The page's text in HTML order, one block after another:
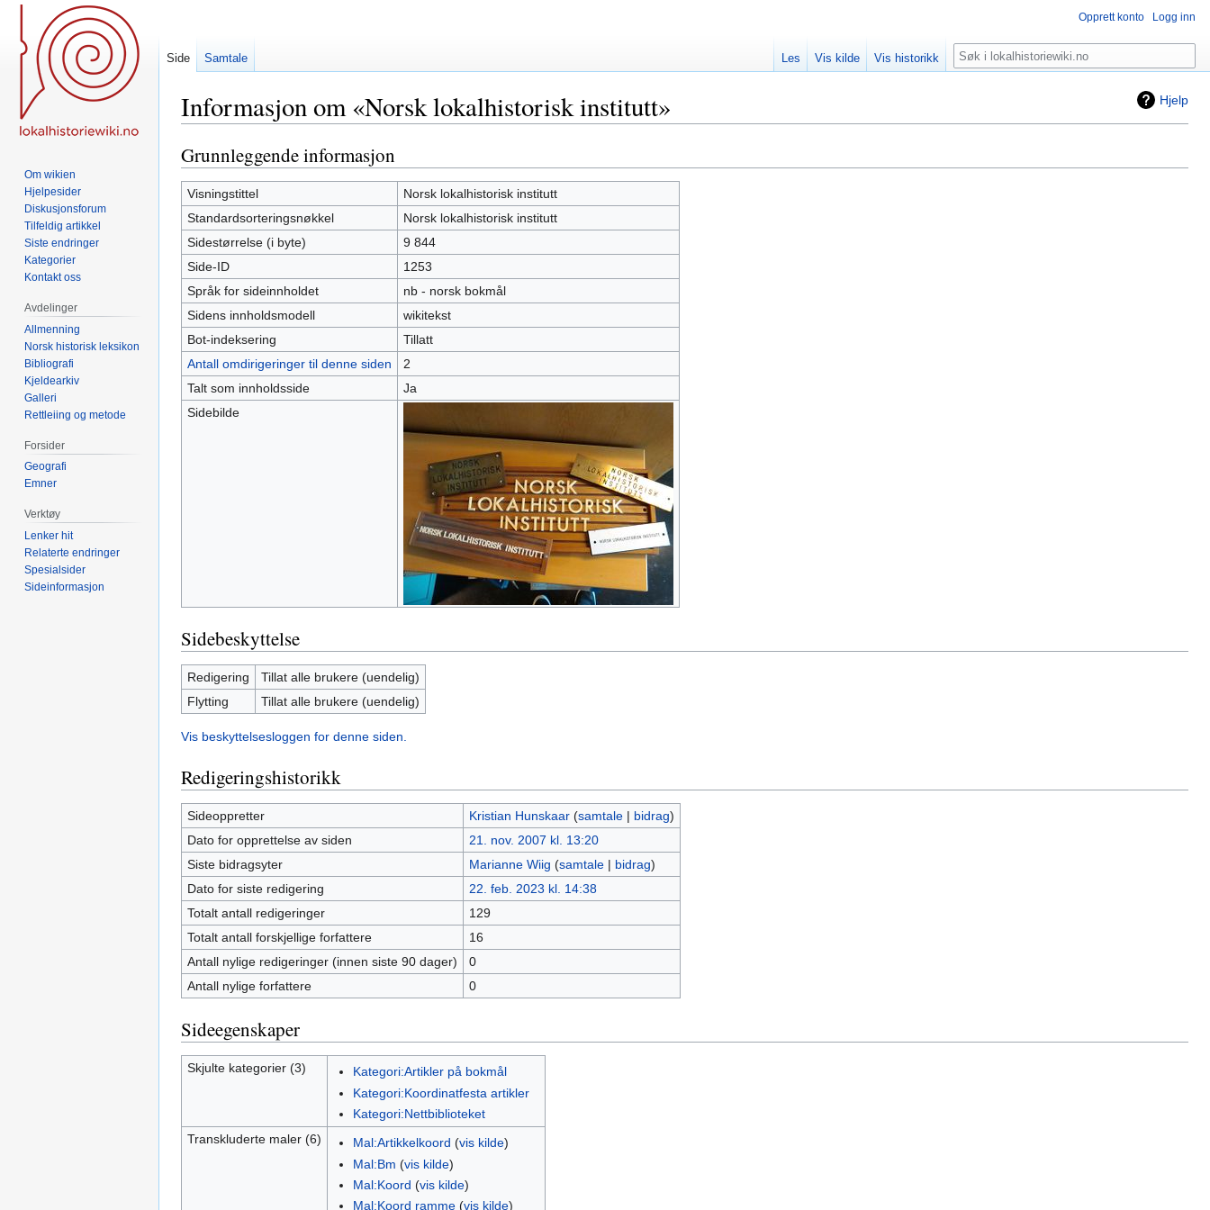
Hjelp
Informasjon om «Norsk lokalhistorisk institutt»
Hopp
til
navigering
Hopp
til
søk
Grunnleggende informasjon
Visningstittel
Norsk lokalhistorisk institutt
Standardsorteringsnøkkel
Norsk lokalhistorisk institutt
Sidestørrelse (i byte)
9 844
Side-ID
1253
Språk for sideinnholdet
nb - norsk bokmål
Sidens innholdsmodell
wikitekst
Bot-indeksering
Tillatt
Antall omdirigeringer til denne siden
2
Talt som innholdsside
Ja
Sidebilde
Sidebeskyttelse
Redigering
Tillat alle brukere (uendelig)
Flytting
Tillat alle brukere (uendelig)
Vis beskyttelsesloggen for denne siden.
Redigeringshistorikk
Sideoppretter Kristian Hunskaar (samtale| bidrag)
Dato for opprettelse av siden
21. nov. 2007 kl. 13:20
Siste bidragsyter
Marianne Wiig (samtale| bidrag)
Dato for siste redigering
22. feb. 2023 kl. 14:38
Totalt antall redigeringer
129
Totalt antall forskjellige forfattere
16
Antall nylige redigeringer (innen siste 90 dager)
0
Antall nylige forfattere
0
Sideegenskaper
Skjulte kategorier (3)
Kategori:Artikler på bokmål
Kategori:Koordinatfesta artikler
Kategori:Nettbiblioteket
Transkluderte maler (6)
Mal:Artikkelkoord (vis kilde)
Mal:Bm (vis kilde)
Mal:Koord (vis kilde)
Mal:Koord ramme(vis kilde)
Opprett konto Logg inn
Side Samtale Les Vis kilde Vis historikk Søk
Om wikien
Hjelpesider
Diskusjonsforum
Tilfeldig artikkel
Siste endringer
Kategorier
Kontakt oss
Avdelinger
Allmenning
Norsk historisk leksikon
Bibliografi
Kjeldearkiv
Galleri
Rettleiing og metode
Forsider
Geografi
Emner
Verktøy
Lenker hit
Relaterte endringer
Spesialsider
Sideinformasjon